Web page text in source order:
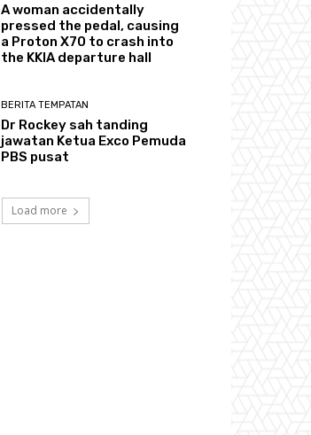
A woman accidentally
pressed the pedal, causing
a Proton X70 to crash into
the KKIA departure hall
BERITA TEMPATAN
Dr Rockey sah tanding
jawatan Ketua Exco Pemuda
PBS pusat
Load more